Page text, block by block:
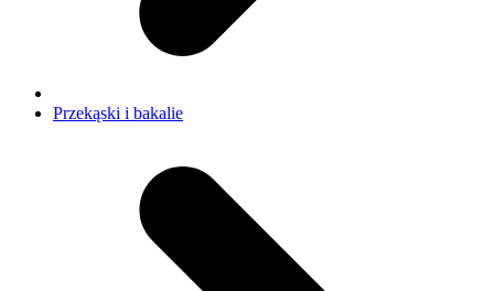
Przekąski i bakalie